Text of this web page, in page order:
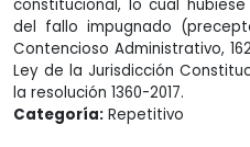
constitucional, lo cual
del fallo impugnado
Contencioso Administrativo,
Ley de la Jurisdicción
la resolución 1360-2017.
Categoría: Repetitivo